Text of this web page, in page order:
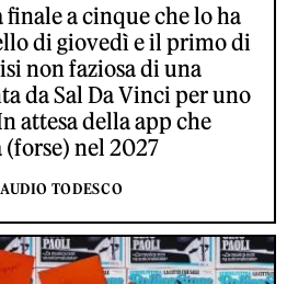
a cinque che lo ha
di giovedì e il primo di
non faziosa di una
da Sal Da Vinci per uno
attesa della app che
nel 2027
TODESCO